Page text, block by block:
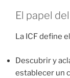
El papel
La ICF define
Descubrir y
establecer un